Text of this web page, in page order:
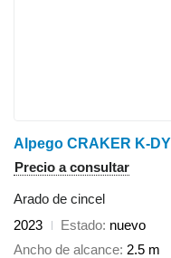
Alpego CRAKER K-
Precio a consultar
Arado de cincel
2023
Estado nuevo
Ancho de alcance 2.5 m